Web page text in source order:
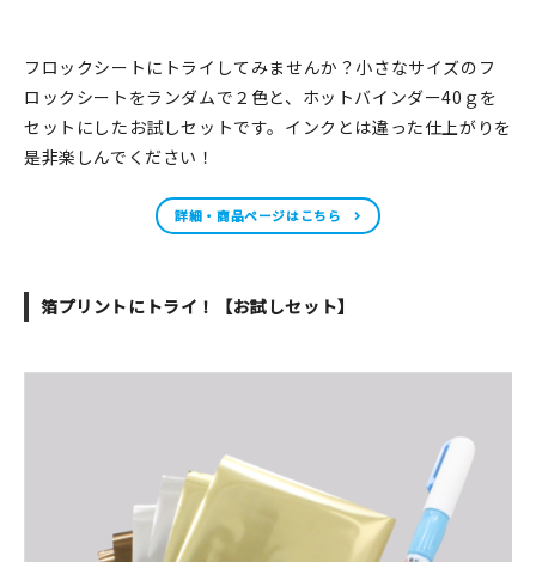
よくある質問
フロックシートにトライしてみませんか？小さなサイズのフ
ロックシートをランダムで２色と、ホットバインダー40ｇを
セットにしたお試しセットです。インクとは違った仕上がりを
是非楽しんでください！
詳細・商品ページはこちら
箔プリントにトライ！【お試しセット】